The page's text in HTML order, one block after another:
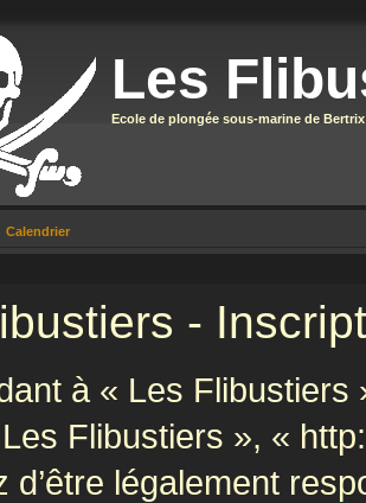
Les
Ecole de plongée sous-marine de Bertrix
Calendrier
-
à « Les
Flibustiers », «
d’être légalement